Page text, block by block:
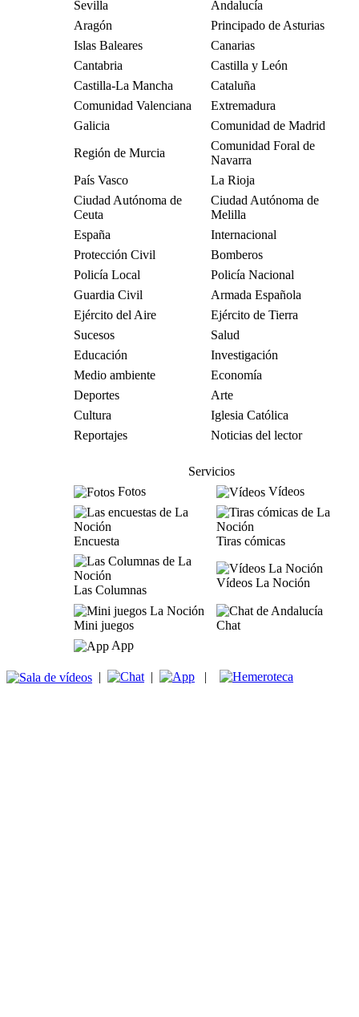
Sevilla
Andalucía
Aragón
Principado de Asturias
Islas Baleares
Canarias
Cantabria
Castilla y León
Castilla-La Mancha
Cataluña
Comunidad Valenciana
Extremadura
Galicia
Comunidad de Madrid
Región de Murcia
Comunidad Foral de
Navarra
País Vasco
La Rioja
Ciudad Autónoma de
Ceuta
Ciudad Autónoma de
Melilla
España
Internacional
Protección Civil
Bomberos
Policía Local
Policía Nacional
Guardia Civil
Armada Española
Ejército del Aire
Ejército de Tierra
Sucesos
Salud
Educación
Investigación
Medio ambiente
Economía
Deportes
Arte
Cultura
Iglesia Católica
Reportajes
Noticias del lector
Servicios
Fotos
Vídeos
Encuesta Tiras cómicas
Las Columnas
Vídeos La Noción
Mini juegos
Chat
App
| | |